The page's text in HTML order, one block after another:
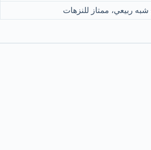
شبه ربيعي، ممتاز للنزهات